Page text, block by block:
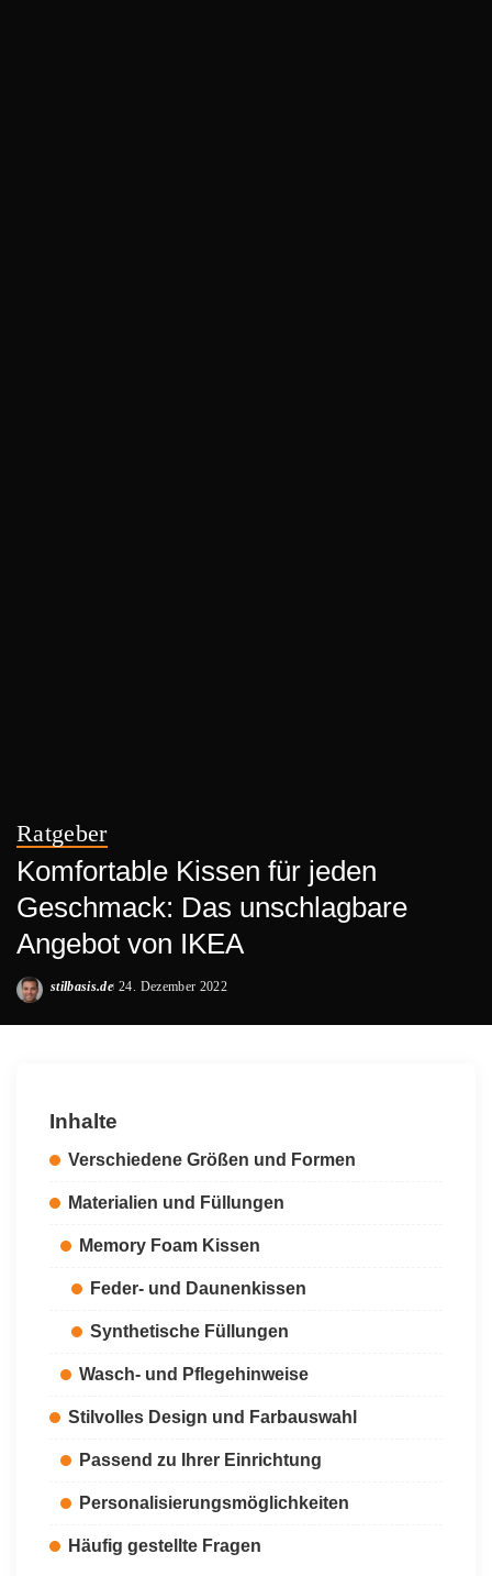
Ratgeber
Komfortable Kissen für jeden
Geschmack: Das unschlagbare
Angebot von IKEA
Posted
stilbasis.de 24. Dezember 2022
Inhalte
Verschiedene Größen und Formen
Materialien und Füllungen
Memory Foam Kissen
Feder- und Daunenkissen
Synthetische Füllungen
Wasch- und Pflegehinweise
Stilvolles Design und Farbauswahl
Passend zu Ihrer Einrichtung
Personalisierungsmöglichkeiten
Häufig gestellte Fragen